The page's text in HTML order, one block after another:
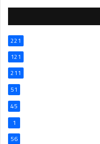
221
121
211
51
45
1
56